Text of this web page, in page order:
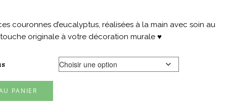
couronnes d’eucalyptus, réalisées à la main avec soin au
originale à votre décoration murale ♥
PANIER